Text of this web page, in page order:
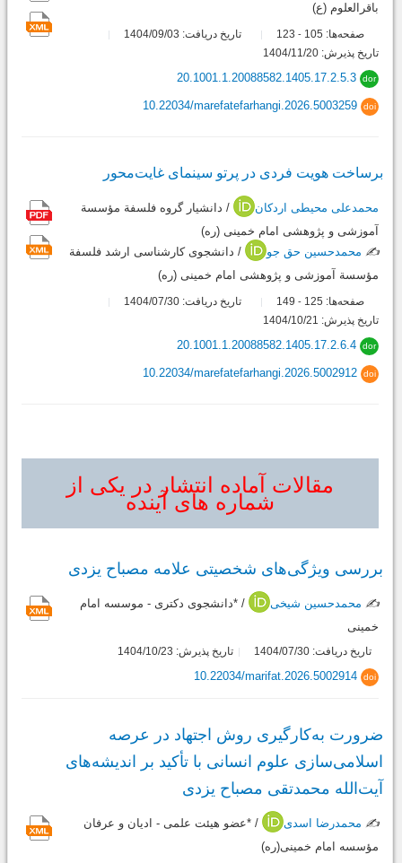
باقرالعلوم (ع)
صفحه‌ها: 105
-
تاریخ دریافت: 1404/09/03
تاریخ پذیرش: 1404/11/20
dor
20.1001.1.20088582.1405.17.2.5.3
doi
10.22034/marefatefarhangi.2026.5003259
برساخت هویت فردی در پرتو سینمای غایت‌محور
محمدعلی محیطی اردکان
/ دانشیار گروه فلسفة مؤسسة
آموزشی و پژوهشی امام خمینی (ره)
✍️ محمدحسین حق جو
/ دانشجوی کارشناسی ارشد فلسفة
مؤسسة آموزشی و پژوهشی امام خمینی (ره)
صفحه‌ها: 125
-
تاریخ دریافت: 1404/07/30
تاریخ پذیرش: 1404/10/21
dor
20.1001.1.20088582.1405.17.2.6.4
doi
10.22034/marefatefarhangi.2026.5002912
مقالات آماده انتشار در یکی از
شماره های آینده
بررسی ویژگی‌های شخصیتی علامه مصباح یزدی
✍️ محمدحسین شیخی
/ *دانشجوی دکتری - موسسه امام
خمینی
تاریخ دریافت: 1404/07/30 تاریخ پذیرش: 1404/10/23
doi
10.22034/marifat.2026.5002914
ضرورت به‌کارگیری روش اجتهاد در عرصه
اسلامی‌سازی علوم انسانی با تأکید بر اندیشه‌های
آیت‌الله محمدتقی مصباح یزدی
✍️ محمدرضا اسدی
/ *عضو هیئت علمی - ادیان و عرفان
مؤسسه امام خمینی(ره)